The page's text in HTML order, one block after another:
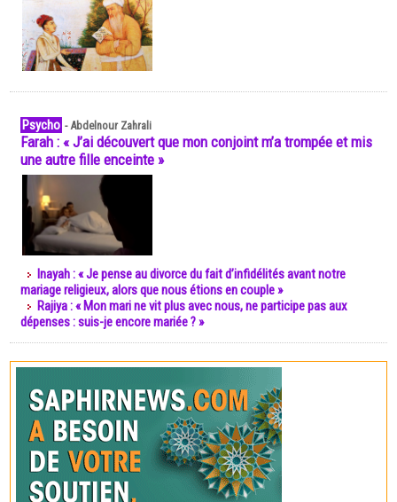
Psycho -Abdelnour Zahrali
Farah : « J’ai découvert que mon conjoint m’a trompée et mis
une autre fille enceinte »
Inayah : « Je pense au divorce du fait d’infidélités avant notre
mariage religieux, alors que nous étions en couple »
Rajiya : « Mon mari ne vit plus avec nous, ne participe pas aux
dépenses : suis-je encore mariée ? »